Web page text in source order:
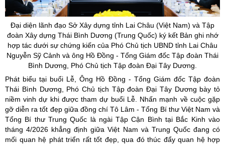
Đại diện lãnh đạo Sở Xây dựng tỉnh Lai Châu (Việt Nam) và Tập
đoàn Xây dựng Thái Bình Dương (Trung Quốc) ký kết Bản ghi nhớ
hợp tác dưới sự chứng kiến của Phó Chủ tịch UBND tỉnh Lai Châu
Nguyễn Sỹ Cảnh và ông Hồ Đồng - Tổng Giám đốc Tập đoàn Thái
Bình Dương, Phó Chủ tịch Tập đoàn Đại Tây Dương.
Phát biểu tại buổi Lễ, Ông Hồ Đồng - Tổng Giám đốc Tập đoàn
Thái Bình Dương, Phó Chủ tịch Tập đoàn Đại Tây Dương bày tỏ
niềm vinh dự khi được tham dự buổi Lễ. Nhấn mạnh về cuộc gặp
gỡ diễn ra tốt đẹp giữa đồng chí Tô Lâm - Tổng Bí thư Việt Nam và
Tổng Bí thư Trung Quốc là ngài Tập Cận Bình tại Bắc Kinh vào
tháng 4/2026 khẳng định giữa Việt Nam và Trung Quốc đang có
mối quan hệ phát triển rất tốt đẹp, qua đó thúc đẩy quan hệ hợp